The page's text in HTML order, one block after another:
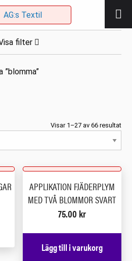
filter
Visar 1–27 av 66 resultat
APPLIKATION FJÄDERPLYM
MED TVÅ BLOMMOR SVART
75.00 kr
Lägg till i varukorg